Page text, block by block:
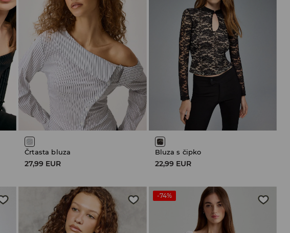
Črtasta bluza
27,99 EUR
Bluza s čipko
22,99 EUR
-74%